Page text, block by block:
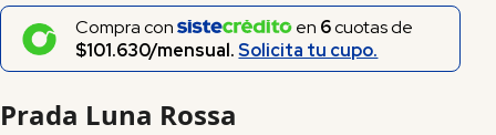
Compra con en 6cuotas de
$101.630/mensual.Solicita tu cupo.
Prada Luna Rossa